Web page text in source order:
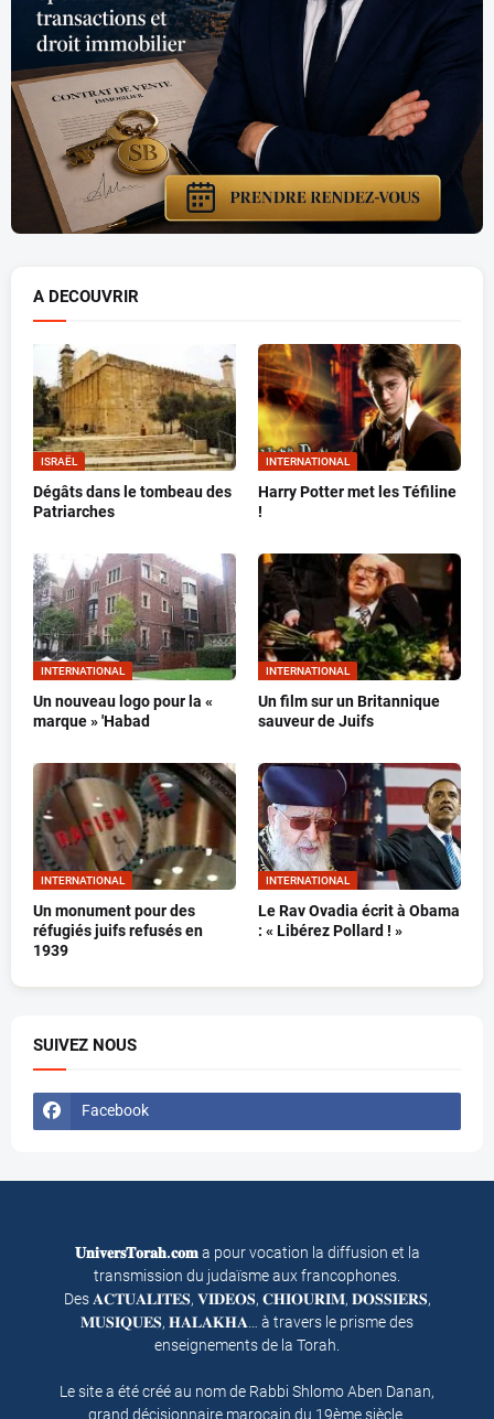
A DECOUVRIR
ISRAËL
Dégâts dans le tombeau des
Patriarches
INTERNATIONAL
Harry Potter met les Téfiline
!
INTERNATIONAL
Un nouveau logo pour la «
marque » 'Habad
INTERNATIONAL
Un film sur un Britannique
sauveur de Juifs
INTERNATIONAL
Un monument pour des
réfugiés juifs refusés en
1939
INTERNATIONAL
Le Rav Ovadia écrit à Obama
: « Libérez Pollard ! »
SUIVEZ NOUS
Facebook
𝐔𝐧𝐢𝐯𝐞𝐫𝐬𝐓𝐨𝐫𝐚𝐡.𝐜𝐨𝐦a pour vocation la diffusion et la
transmission du judaïsme aux francophones.
Des 𝐀𝐂𝐓𝐔𝐀𝐋𝐈𝐓𝐄𝐒, 𝐕𝐈𝐃𝐄𝐎𝐒, 𝐂𝐇𝐈𝐎𝐔𝐑𝐈𝐌, 𝐃𝐎𝐒𝐒𝐈𝐄𝐑𝐒,
𝐌𝐔𝐒𝐈𝐐𝐔𝐄𝐒, 𝐇𝐀𝐋𝐀𝐊𝐇𝐀… à travers le prisme des
enseignements de la Torah.
Le site a été créé au nom de Rabbi Shlomo Aben Danan,
grand décisionnaire marocain du 19ème siècle.